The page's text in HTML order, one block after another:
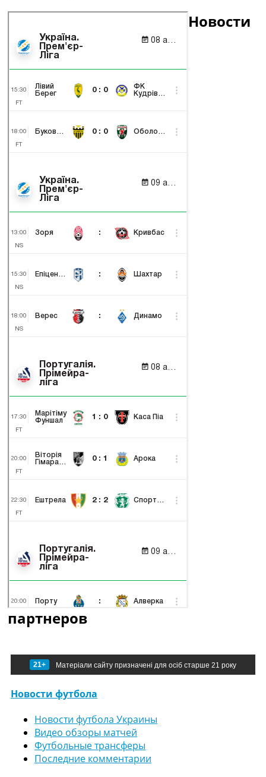
Новости
партнеров
21+ Матеріали сайту призначені для осіб старше 21 року
Новости футбола
Новости футбола Украины
Видео обзоры матчей
Футбольные трансферы
Последние комментарии